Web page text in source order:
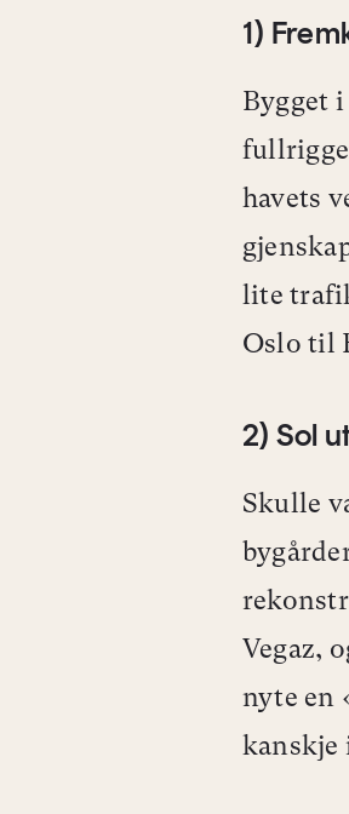
1)
Bygget
havets
lite
Oslo til
2) Sol
Skulle
Vegaz,
nyte en
kanskje